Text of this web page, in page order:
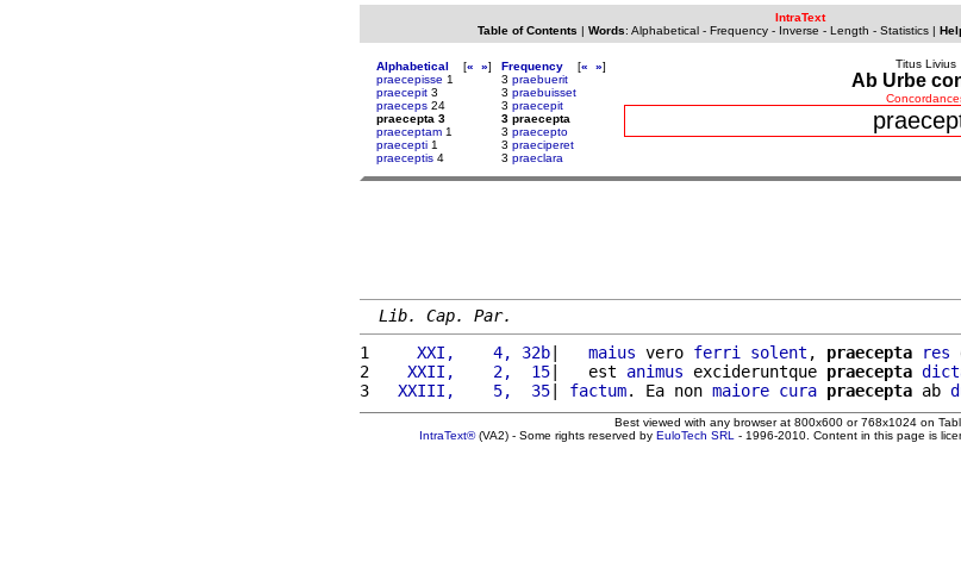
IntraText
Table of Contents | Words: Alphabetical- Frequency- Inverse - Length - Statistics|
Alphabetical [« »]
praecepisse 1
praecepit 3
praeceps 24
praecepta 3
praeceptam 1
praecepti 1
praeceptis 4
Frequency [« »]
3 praebuerit
3 praebuisset
3 praecepit
3 praecepta
3 praecepto
3 praeciperet
3 praeclara
Titus Livius
Ab Urbe
Lib. Cap. Par.
1
    XXI,    4, 32b
| maius vero ferri solent , praecepta res
2
   XXII,    2,  15
|   est animus excideruntque praecepta
3
  XXIII,    5,  35
| factum. Ea non maiore cura praecepta ab
Best viewed with any browser at 800x600 or 768x1024 on
IntraText®(VA2) - Some rights reserved by EuloTech SRL - 1996-2010. Content in this page is